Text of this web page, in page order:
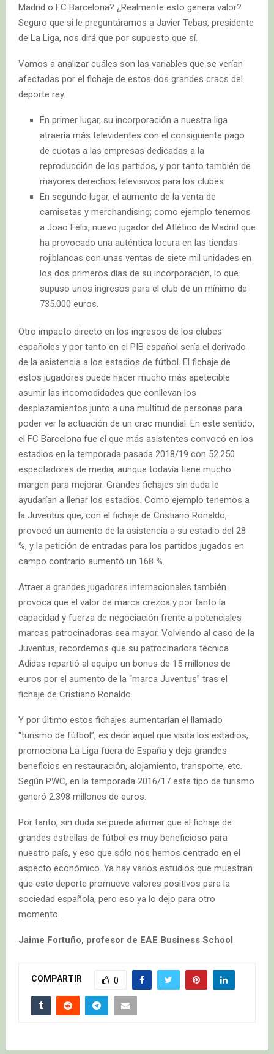
Madrid o FC Barcelona? ¿Realmente esto genera valor?
Seguro que si le preguntáramos a Javier Tebas, presidente
de La Liga, nos dirá que por supuesto que sí.
Vamos a analizar cuáles son las variables que se verían
afectadas por el fichaje de estos dos grandes cracs del
deporte rey.
En primer lugar, su incorporación a nuestra liga
atraería más televidentes con el consiguiente pago
de cuotas a las empresas dedicadas a la
reproducción de los partidos, y por tanto también de
mayores derechos televisivos para los clubes.
En segundo lugar, el aumento de la venta de
camisetas y merchandising; como ejemplo tenemos
a Joao Félix, nuevo jugador del Atlético de Madrid que
ha provocado una auténtica locura en las tiendas
rojiblancas con unas ventas de siete mil unidades en
los dos primeros días de su incorporación, lo que
supuso unos ingresos para el club de un mínimo de
735.000 euros.
Otro impacto directo en los ingresos de los clubes
españoles y por tanto en el PIB español sería el derivado
de la asistencia a los estadios de fútbol. El fichaje de
estos jugadores puede hacer mucho más apetecible
asumir las incomodidades que conllevan los
desplazamientos junto a una multitud de personas para
poder ver la actuación de un crac mundial. En este sentido,
el FC Barcelona fue el que más asistentes convocó en los
estadios en la temporada pasada 2018/19 con 52.250
espectadores de media, aunque todavía tiene mucho
margen para mejorar. Grandes fichajes sin duda le
ayudarían a llenar los estadios. Como ejemplo tenemos a
la Juventus que, con el fichaje de Cristiano Ronaldo,
provocó un aumento de la asistencia a su estadio del 28
%, y la petición de entradas para los partidos jugados en
campo contrario aumentó un 168 %.
Atraer a grandes jugadores internacionales también
provoca que el valor de marca crezca y por tanto la
capacidad y fuerza de negociación frente a potenciales
marcas patrocinadoras sea mayor. Volviendo al caso de la
Juventus, recordemos que su patrocinadora técnica
Adidas repartió al equipo un bonus de 15 millones de
euros por el aumento de la “marca Juventus” tras el
fichaje de Cristiano Ronaldo.
Y por último estos fichajes aumentarían el llamado
“turismo de fútbol”, es decir aquel que visita los estadios,
promociona La Liga fuera de España y deja grandes
beneficios en restauración, alojamiento, transporte, etc.
Según PWC, en la temporada 2016/17 este tipo de turismo
generó 2.398 millones de euros.
Por tanto, sin duda se puede afirmar que el fichaje de
grandes estrellas de fútbol es muy beneficioso para
nuestro país, y eso que sólo nos hemos centrado en el
aspecto económico. Ya hay varios estudios que muestran
que este deporte promueve valores positivos para la
sociedad española, pero eso ya lo dejo para otro
momento.
Jaime Fortuño, profesor de EAE Business School
COMPARTIR 0